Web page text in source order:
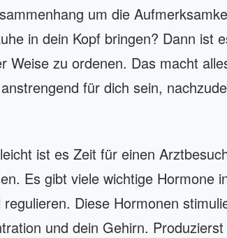
um die
in dein Kopf bringen? Dann ist
Weise zu ordenen. Das macht
für dich sein,
ist es Zeit für einen
Es gibt viele wichtige Hormone
Diese Hormonen
und dein Gehirn.